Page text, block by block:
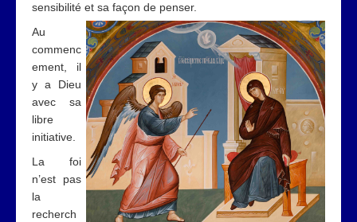
sensibilité et sa façon de penser.
Au
commenc
ement, il
y a Dieu
avec sa
libre
initiative.
La foi
n’est pas
la
recherch